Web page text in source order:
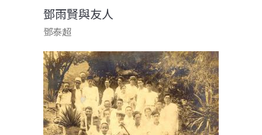
鄧雨賢與友人
鄧泰超